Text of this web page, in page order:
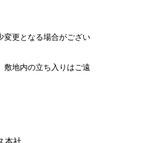
変更となる場合がござい
敷地内の立ち入りはご遠
本社